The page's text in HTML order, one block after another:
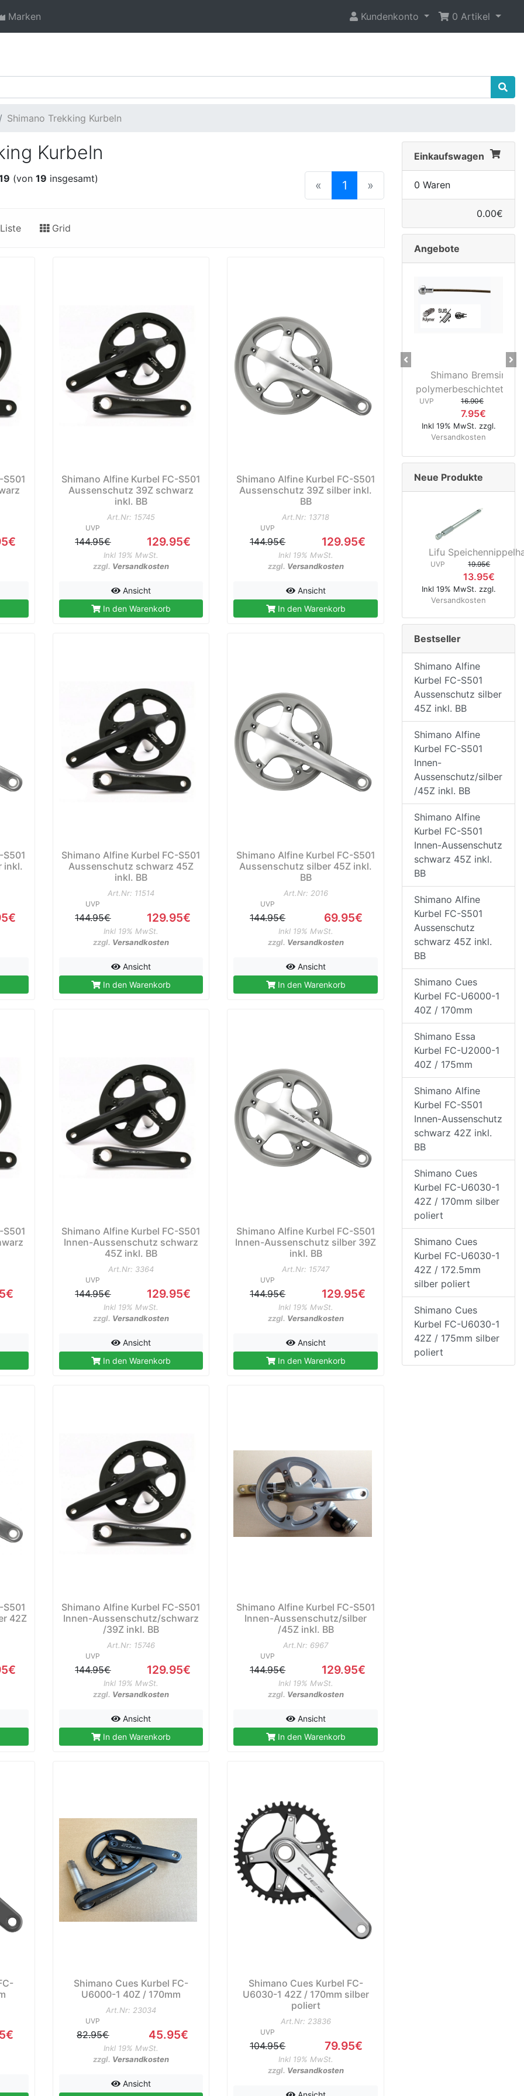
Marken Kundenkonto 0 Artikel
Shimano Trekking Kurbeln
Kurbeln
(von 19 insgesamt) « 1 (current)
»
Grid
Shimano Alfine Kurbel FC-S501
Aussenschutz 39Z schwarz
inkl. BB
Art.Nr: 15745
UVP
144.95€ 129.95€
Inkl 19% MwSt.
zzgl. Versandkosten
Ansicht
In den Warenkorb
Shimano Alfine Kurbel FC-S501
Aussenschutz 39Z silber inkl.
BB
Art.Nr: 13718
UVP
144.95€ 129.95€
Inkl 19% MwSt.
zzgl. Versandkosten
Ansicht
In den Warenkorb
inkl.
Shimano Alfine Kurbel FC-S501
Aussenschutz schwarz 45Z
inkl. BB
Art.Nr: 11514
UVP
144.95€ 129.95€
Inkl 19% MwSt.
zzgl. Versandkosten
Ansicht
In den Warenkorb
Shimano Alfine Kurbel FC-S501
Aussenschutz silber 45Z inkl.
BB
Art.Nr: 2016
UVP
144.95€ 69.95€
Inkl 19% MwSt.
zzgl. Versandkosten
Ansicht
In den Warenkorb
Shimano Alfine Kurbel FC-S501
Innen-Aussenschutz schwarz
45Z inkl. BB
Art.Nr: 3364
UVP
144.95€ 129.95€
Inkl 19% MwSt.
zzgl. Versandkosten
Ansicht
In den Warenkorb
Shimano Alfine Kurbel FC-S501
Innen-Aussenschutz silber 39Z
inkl. BB
Art.Nr: 15747
UVP
144.95€ 129.95€
Inkl 19% MwSt.
zzgl. Versandkosten
Ansicht
In den Warenkorb
42Z
Shimano Alfine Kurbel FC-S501
Innen-Aussenschutz/schwarz
/39Z inkl. BB
Art.Nr: 15746
UVP
144.95€ 129.95€
Inkl 19% MwSt.
zzgl. Versandkosten
Ansicht
In den Warenkorb
Shimano Alfine Kurbel FC-S501
Innen-Aussenschutz/silber
/45Z inkl. BB
Art.Nr: 6967
UVP
144.95€ 129.95€
Inkl 19% MwSt.
zzgl. Versandkosten
Ansicht
In den Warenkorb
Shimano Cues Kurbel FC-
U6000-1 40Z / 170mm
Art.Nr: 23034
UVP
82.95€ 45.95€
Inkl 19% MwSt.
zzgl. Versandkosten
Ansicht
Shimano Cues Kurbel FC-
U6030-1 42Z / 170mm silber
poliert
Art.Nr: 23836
UVP
104.95€ 79.95€
Inkl 19% MwSt.
zzgl. Versandkosten
Einkaufswagen
0 Waren
0.00€
Angebote
28" Vorderrad
3D37 Nabendynamo/
UVP 119.95€
74.95€
Inkl 19% MwSt. zzgl.
Versandkosten
Previous
Neue Produkte
Lifu
UVP 19.95€
13.95€
Inkl 19% MwSt. zzgl.
Versandkosten
Bestseller
Shimano Alfine
Kurbel FC-S501
Aussenschutz silber
45Z inkl. BB
Shimano Alfine
Kurbel FC-S501
Innen-
Aussenschutz/silber
/45Z inkl. BB
Shimano Alfine
Kurbel FC-S501
Innen-Aussenschutz
schwarz 45Z inkl.
BB
Shimano Alfine
Kurbel FC-S501
Aussenschutz
schwarz 45Z inkl.
BB
Shimano Cues
Kurbel FC-U6000-1
40Z / 170mm
Shimano Essa
Kurbel FC-U2000-1
40Z / 175mm
Shimano Alfine
Kurbel FC-S501
Innen-Aussenschutz
schwarz 42Z inkl.
BB
Shimano Cues
Kurbel FC-U6030-1
42Z / 170mm silber
poliert
Shimano Cues
Kurbel FC-U6030-1
42Z / 172.5mm
silber poliert
Shimano Cues
Kurbel FC-U6030-1
42Z / 175mm silber
poliert